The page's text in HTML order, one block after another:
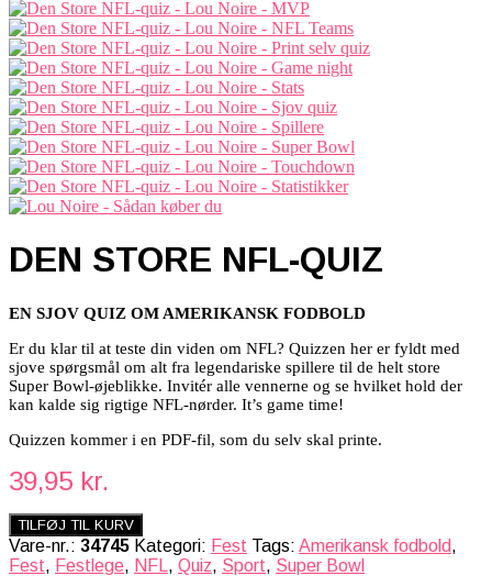
DEN STORE NFL-QUIZ
EN SJOV QUIZ OM AMERIKANSK FODBOLD
Er du klar til at teste din viden om NFL? Quizzen her er fyldt med
sjove spørgsmål om alt fra legendariske spillere til de helt store
Super Bowl-øjeblikke. Invitér alle vennerne og se hvilket hold der
kan kalde sig rigtige NFL-nørder. It’s game time!
Quizzen kommer i en PDF-fil, som du selv skal printe.
39,95 kr.
TILFØJ TIL KURV
Vare-nr.: 34745 Kategori: Fest Tags: Amerikansk fodbold,
Fest, Festlege, NFL , Quiz, Sport, Super Bowl